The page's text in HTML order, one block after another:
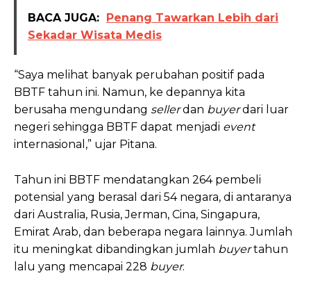
BACA JUGA: Penang Tawarkan Lebih dari
Sekadar Wisata Medis
“Saya melihat banyak perubahan positif pada
BBTF tahun ini. Namun, ke depannya kita
berusaha mengundang sellerdan buyerdari luar
negeri sehingga BBTF dapat menjadi event
internasional,” ujar Pitana.
Tahun ini BBTF mendatangkan 264 pembeli
potensial yang berasal dari 54 negara, di antaranya
dari Australia, Rusia, Jerman, Cina, Singapura,
Emirat Arab, dan beberapa negara lainnya. Jumlah
itu meningkat dibandingkan jumlah buyertahun
lalu yang mencapai 228 buyer.